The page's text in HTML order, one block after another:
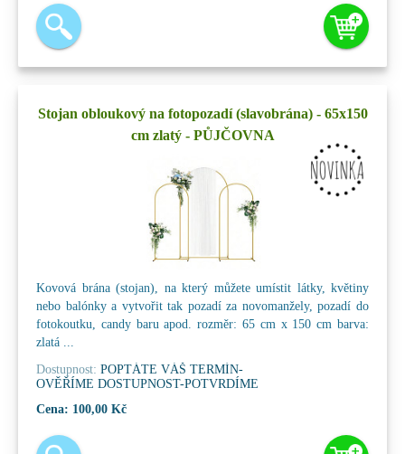
Stojan obloukový na fotopozadí (slavobrána) - 65x150
cm zlatý - PŮJČOVNA
Kovová brána (stojan), na který můžete umístit látky, květiny
nebo balónky a vytvořit tak pozadí za novomanžely, pozadí do
fotokoutku, candy baru apod. rozměr: 65 cm x 150 cm barva:
zlatá ...
Dostupnost: POPTÁTE VÁŠ TERMÍN-
OVĚŘÍME DOSTUPNOST-POTVRDÍME
Cena: 100,00 Kč